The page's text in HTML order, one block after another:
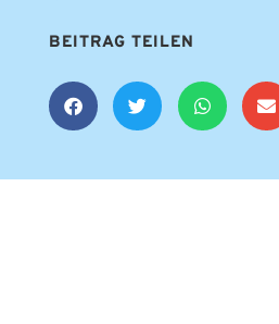
BEITRAG TEILEN